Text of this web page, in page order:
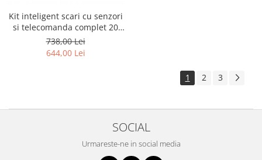
Kit inteligent scari cu senzori
si telecomanda complet 20
scari
738,00 Lei
644,00 Lei
1 2 3
SOCIAL
Urmareste-ne in social media